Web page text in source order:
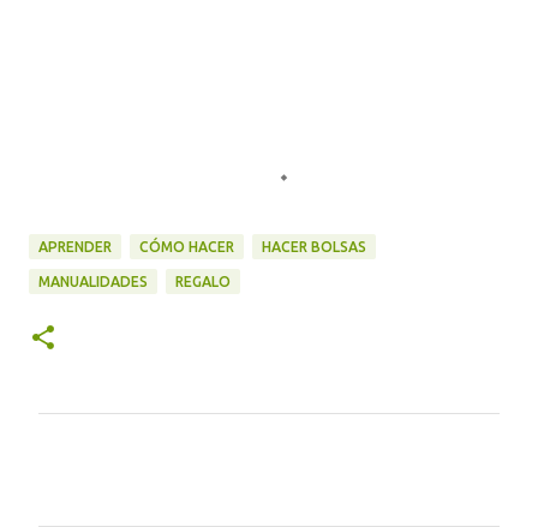
APRENDER CÓMO HACER HACER BOLSAS
MANUALIDADES REGALO